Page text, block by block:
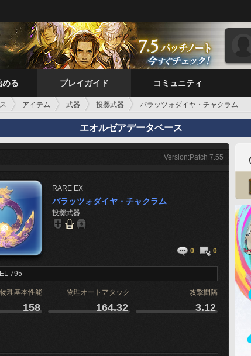
める プレイガイド コミュニティ
アイテム 武器 投擲武器 パラッツォダイヤ・チャクラム
エオルゼアデータベース
Version:Patch 7.55
RARE EX
パラッツォダイヤ・チャクラム
投擲武器
0 0
795
物理基本性能 物理オートアタック 攻撃間隔
158 164.32 3.12